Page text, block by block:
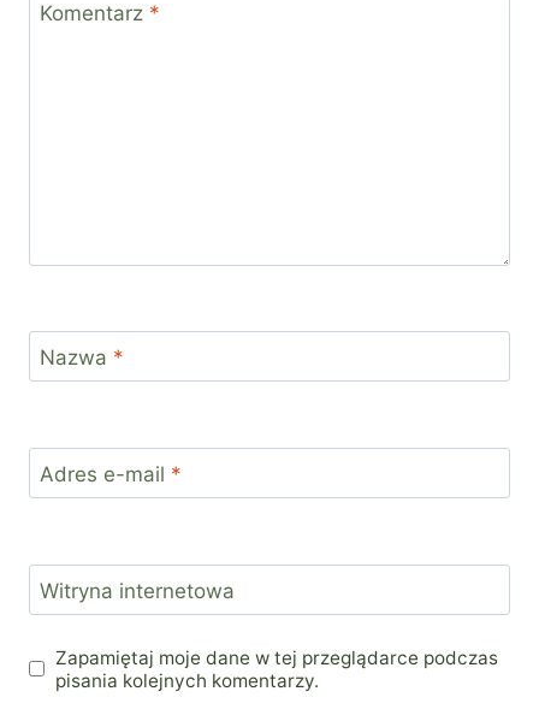
Komentarz *
Nazwa *
Adres e-mail *
Witryna internetowa
Zapamiętaj moje dane w tej przeglądarce podczas
pisania kolejnych komentarzy.